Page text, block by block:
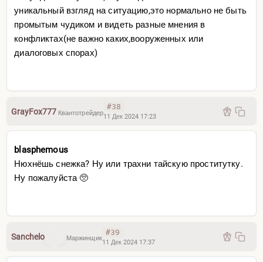
уникальный взгляд на ситуацию,это нормально не быть
промытым чудиком и видеть разные мнения в
конфликтах(не важно каких,вооруженных или
диалоговых спорах)
GrayFox777 Квантотрейдер
#38
11 Дек 2024 17:23
blasphemous
Нюхнёшь снежка? Ну или трахни тайскую проститутку.
Ну пожалуйста 🥺
Sanchelo Маржинщик
#39
11 Дек 2024 17:37